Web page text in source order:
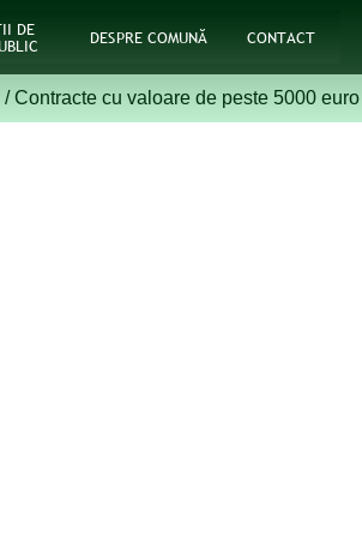
DE DESPRE COMUNĂ CONTACT
/Contracte cu valoare de peste 5000 euro